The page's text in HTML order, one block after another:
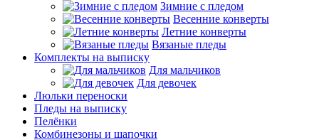
Зимние с пледом
Весенние конверты
Летние конверты
Вязаные пледы
Комплекты на выписку
Для мальчиков
Для девочек
Люльки переноски
Пледы на выписку
Пелёнки
Комбинезоны и шапочки